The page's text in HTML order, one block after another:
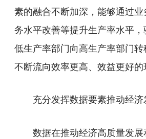
素的融合不断加深，能够通过
务水平改善等提升生产率水平
低生产率部门向高生产率部门
不断流向效率更高、效益更好的
充分发挥数据要素推动经济
数据在推动经济高质量发展